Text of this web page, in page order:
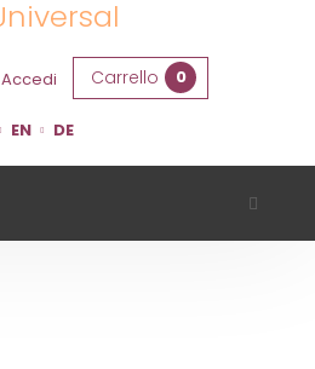
Accedi Carrello 0
EN DE